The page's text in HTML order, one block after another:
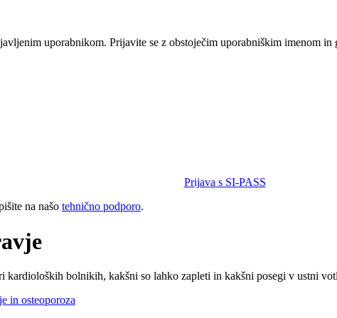
uporabnikom. Prijavite se z obstoječim uporabniškim imenom in
Prijava s SI-PASS
na našo tehnično podporo.
kardioloških bolnikih, kakšni so lahko zapleti in kakšni posegi v ustni
in osteoporoza